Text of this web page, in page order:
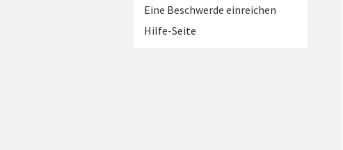
Eine Beschwerde einreichen
Hilfe-Seite